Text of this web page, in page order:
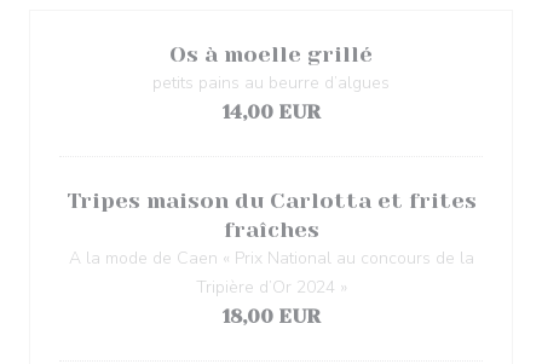
Os à moelle grillé
petits pains au beurre d’algues
14,00 EUR
Tripes maison du Carlotta et frites
fraîches
A la mode de Caen « Prix National au concours de la
Tripière d’Or 2024 »
18,00 EUR